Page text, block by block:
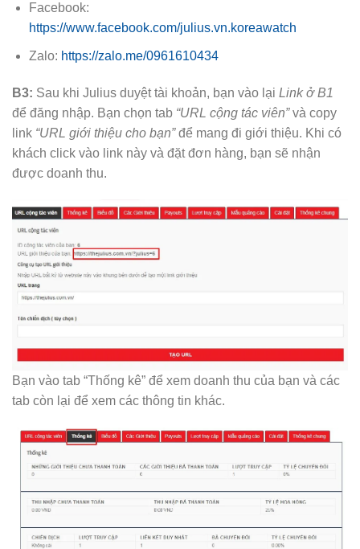
Facebook:
https://www.facebook.com/julius.vn.koreawatch
Zalo: https://zalo.me/0961610434
B3: Sau khi Julius duyệt tài khoản, bạn vào lại Link ở B1
để đăng nhập. Bạn chọn tab “URL cộng tác viên”và copy
link “URL giới thiệu cho bạn”để mang đi giới thiệu. Khi có
khách click vào link này và đặt đơn hàng, bạn sẽ nhận
được doanh thu.
Bạn vào tab “Thống kê” để xem doanh thu của bạn và các
tab còn lại để xem các thông tin khác.